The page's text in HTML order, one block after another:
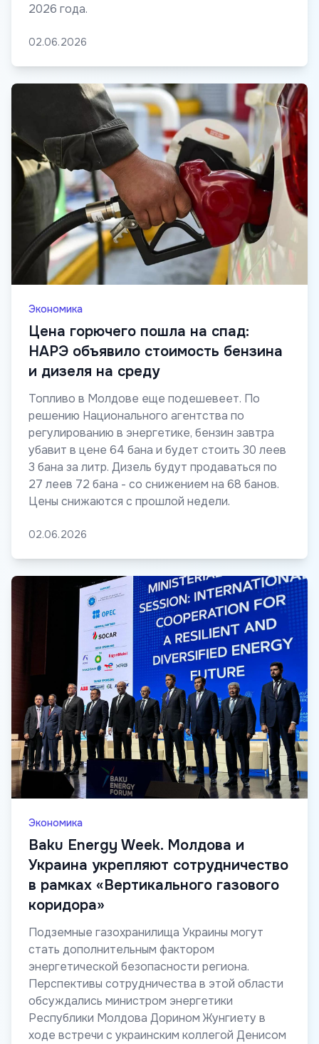
2026 года.
02.06.2026
Экономика
Цена горючего пошла на спад:
НАРЭ объявило стоимость бензина
и дизеля на среду
Топливо в Молдове еще подешевеет. По
решению Национального агентства по
регулированию в энергетике, бензин завтра
убавит в цене 64 бана и будет стоить 30 леев
3 бана за литр. Дизель будут продаваться по
27 леев 72 бана - со снижением на 68 банов.
Цены снижаются с прошлой недели.
02.06.2026
Экономика
Baku Energy Week. Молдова и
Украина укрепляют сотрудничество
в рамках «Вертикального газового
коридора»
Подземные газохранилища Украины могут
стать дополнительным фактором
энергетической безопасности региона.
Перспективы сотрудничества в этой области
обсуждались министром энергетики
Республики Молдова Дорином Жунгиету в
ходе встречи с украинским коллегой Денисом